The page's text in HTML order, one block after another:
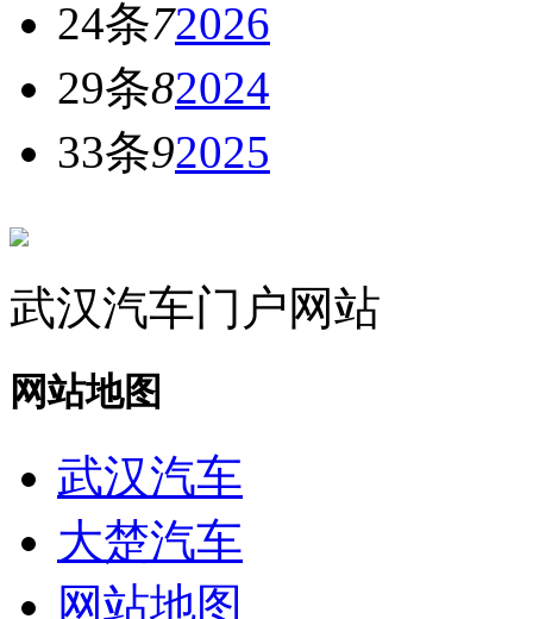
24条72026
29条82024
33条92025
武汉汽车门户网站
网站地图
武汉汽车
大楚汽车
网站地图